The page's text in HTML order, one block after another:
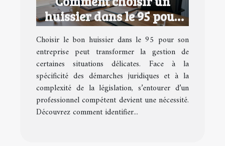
huissier dans le 95 pour
votre entreprise ?
Choisir le bon huissier dans le 95 pour son
entreprise peut transformer la gestion de
certaines situations délicates. Face à la
spécificité des démarches juridiques et à la
complexité de la législation, s’entourer d’un
professionnel compétent devient une nécessité.
Découvrez comment identifier...